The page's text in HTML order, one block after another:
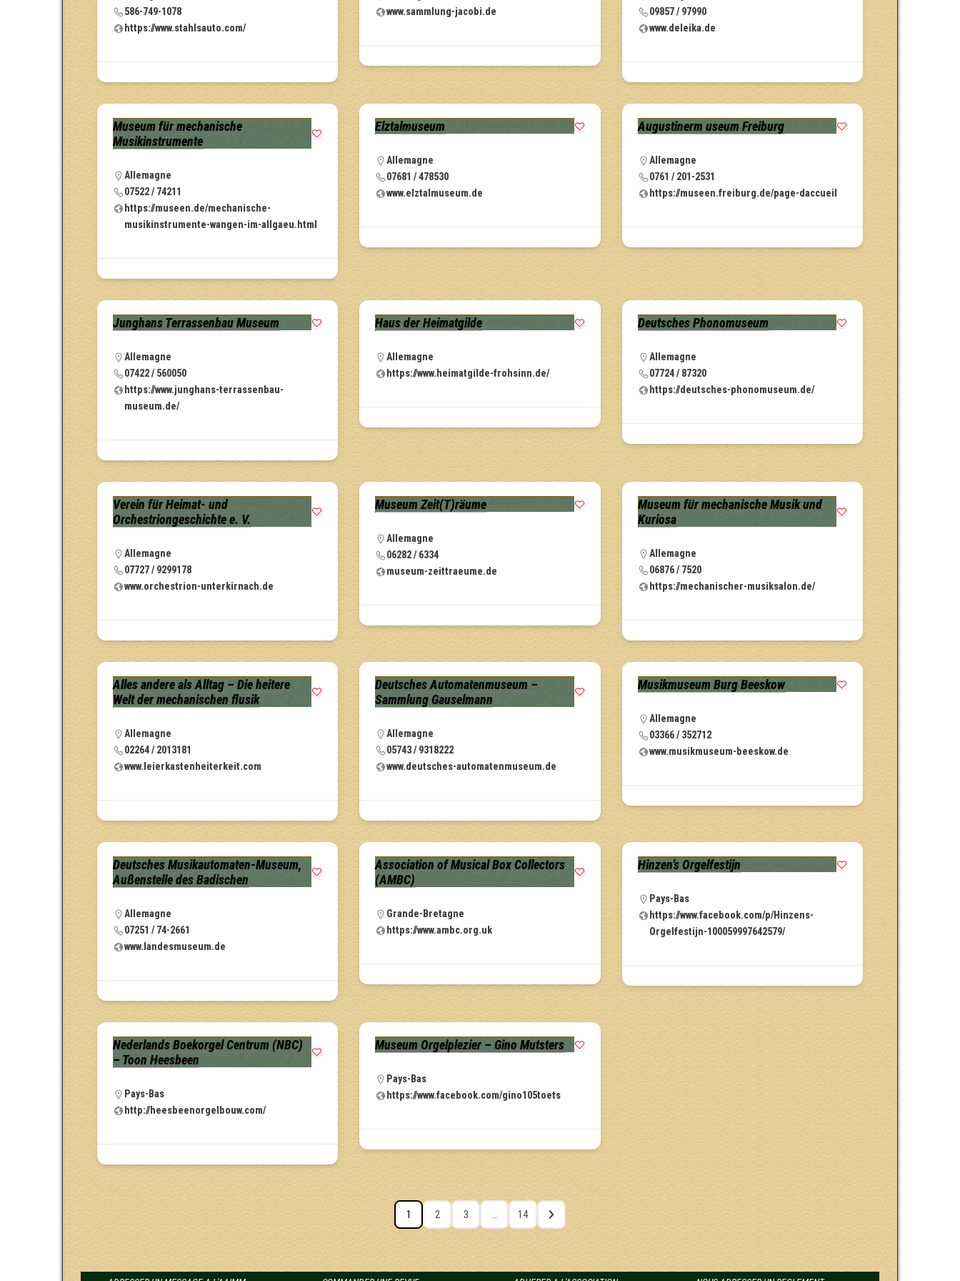
586-749-1078
https://www.stahlsauto.com/
www.sammlung-jacobi.de
09857 / 97990
www.deleika.de
Museum für mechanische
Musikinstrumente
Allemagne
07522 / 74211
https://museen.de/mechanische-
musikinstrumente-wangen-im-allgaeu.html
Elztalmuseum
Allemagne
07681 / 478530
www.elztalmuseum.de
Augustinerm useum Freiburg
Allemagne
0761 / 201-2531
https://museen.freiburg.de/page-daccueil
Junghans Terrassenbau Museum
Allemagne
07422 / 560050
https://www.junghans-terrassenbau-
museum.de/
Haus der Heimatgilde
Allemagne
https://www.heimatgilde-frohsinn.de/
Deutsches Phonomuseum
Allemagne
07724 / 87320
https://deutsches-phonomuseum.de/
Verein für Heimat- und
Orchestriongeschichte e. V.
Allemagne
07727 / 9299178
www.orchestrion-unterkirnach.de
Museum Zeit(T)räume
Allemagne
06282 / 6334
museum-zeittraeume.de
Museum für mechanische Musik und
Kuriosa
Allemagne
06876 / 7520
https://mechanischer-musiksalon.de/
Alles andere als Alltag – Die heitere
Welt der mechanischen flusik
Allemagne
02264 / 2013181
www.leierkastenheiterkeit.com
Deutsches Automatenmuseum –
Sammlung Gauselmann
Allemagne
05743 / 9318222
www.deutsches-automatenmuseum.de
Musikmuseum Burg Beeskow
Allemagne
03366 / 352712
www.musikmuseum-beeskow.de
Deutsches Musikautomaten-Museum,
Außenstelle des Badischen
Allemagne
07251 / 74-2661
www.landesmuseum.de
Association of Musical Box Collectors
(AMBC)
Grande-Bretagne
https://www.ambc.org.uk
Hinzen’s Orgelfestijn
Pays-Bas
https://www.facebook.com/p/Hinzens-
Orgelfestijn-100059997642579/
Nederlands Boekorgel Centrum (NBC)
– Toon Heesbeen
Pays-Bas
http://heesbeenorgelbouw.com/
Museum Orgelplezier – Gino Mutsters
Pays-Bas
https://www.facebook.com/gino105toets
1 2 3 14